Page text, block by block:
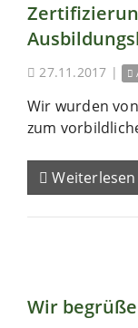
27.11.2017 |
Wir wurden
zum
Weiterlesen
Wir